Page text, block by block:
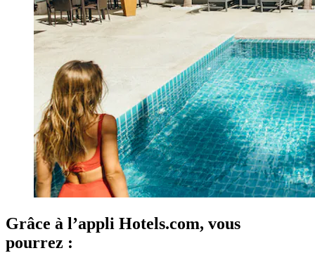
Grâce à l’appli Hotels.com, vous
pourrez :